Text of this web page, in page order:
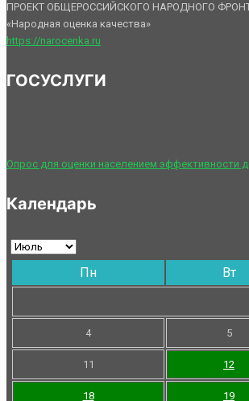
ПРОЕКТ ОБЩЕРОССИЙСКОГО НАРОДНОГО
«Народная оценка качества»
https://narocenka.ru
ГОСУСЛУГИ
Опрос для оценки населением эффективности
Календарь
Пн Вт
4 5
11 12
18 19